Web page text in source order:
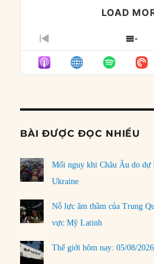
LOAD
PREVIOUS
EPISODE
LIST
BÀI ĐƯỢC ĐỌC NHIỀU
Mối nguy khi Châu Âu do dự
Ukraine
Nỗ lực âm thầm của Trung
vực Mỹ Latinh
Thế giới hôm nay: 05/08/2026